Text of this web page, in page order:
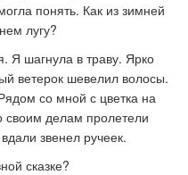
понять. Как из зимней
лугу?
Я шагнула в траву. Ярко
ветерок шевелил волосы.
со мной с цветка на
своим делам пролетели
звенел ручеек.
сказке?